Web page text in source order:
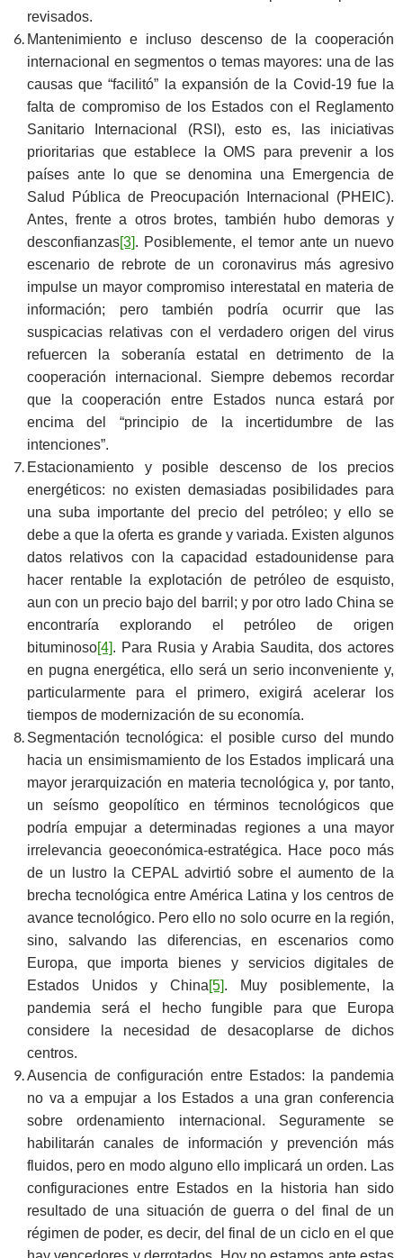
revisados.
Mantenimiento e incluso descenso de la cooperación
internacional en segmentos o temas mayores: una de las
causas que “facilitó” la expansión de la Covid-19 fue la
falta de compromiso de los Estados con el Reglamento
Sanitario Internacional (RSI), esto es, las iniciativas
prioritarias que establece la OMS para prevenir a los
países ante lo que se denomina una Emergencia de
Salud Pública de Preocupación Internacional (PHEIC).
Antes, frente a otros brotes, también hubo demoras y
desconfianzas[3]. Posiblemente, el temor ante un nuevo
escenario de rebrote de un coronavirus más agresivo
impulse un mayor compromiso interestatal en materia de
información; pero también podría ocurrir que las
suspicacias relativas con el verdadero origen del virus
refuercen la soberanía estatal en detrimento de la
cooperación internacional. Siempre debemos recordar
que la cooperación entre Estados nunca estará por
encima del “principio de la incertidumbre de las
intenciones”.
Estacionamiento y posible descenso de los precios
energéticos: no existen demasiadas posibilidades para
una suba importante del precio del petróleo; y ello se
debe a que la oferta es grande y variada. Existen algunos
datos relativos con la capacidad estadounidense para
hacer rentable la explotación de petróleo de esquisto,
aun con un precio bajo del barril; y por otro lado China se
encontraría explorando el petróleo de origen
bituminoso[4]. Para Rusia y Arabia Saudita, dos actores
en pugna energética, ello será un serio inconveniente y,
particularmente para el primero, exigirá acelerar los
tiempos de modernización de su economía.
Segmentación tecnológica: el posible curso del mundo
hacia un ensimismamiento de los Estados implicará una
mayor jerarquización en materia tecnológica y, por tanto,
un seísmo geopolítico en términos tecnológicos que
podría empujar a determinadas regiones a una mayor
irrelevancia geoeconómica-estratégica. Hace poco más
de un lustro la CEPAL advirtió sobre el aumento de la
brecha tecnológica entre América Latina y los centros de
avance tecnológico. Pero ello no solo ocurre en la región,
sino, salvando las diferencias, en escenarios como
Europa, que importa bienes y servicios digitales de
Estados Unidos y China[5]. Muy posiblemente, la
pandemia será el hecho fungible para que Europa
considere la necesidad de desacoplarse de dichos
centros.
Ausencia de configuración entre Estados: la pandemia
no va a empujar a los Estados a una gran conferencia
sobre ordenamiento internacional. Seguramente se
habilitarán canales de información y prevención más
fluidos, pero en modo alguno ello implicará un orden. Las
configuraciones entre Estados en la historia han sido
resultado de una situación de guerra o del final de un
régimen de poder, es decir, del final de un ciclo en el que